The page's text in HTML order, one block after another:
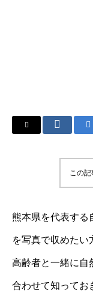
この
熊本県を代表する
を写真で収めたい
高齢者と一緒に自
合わせて知ってお